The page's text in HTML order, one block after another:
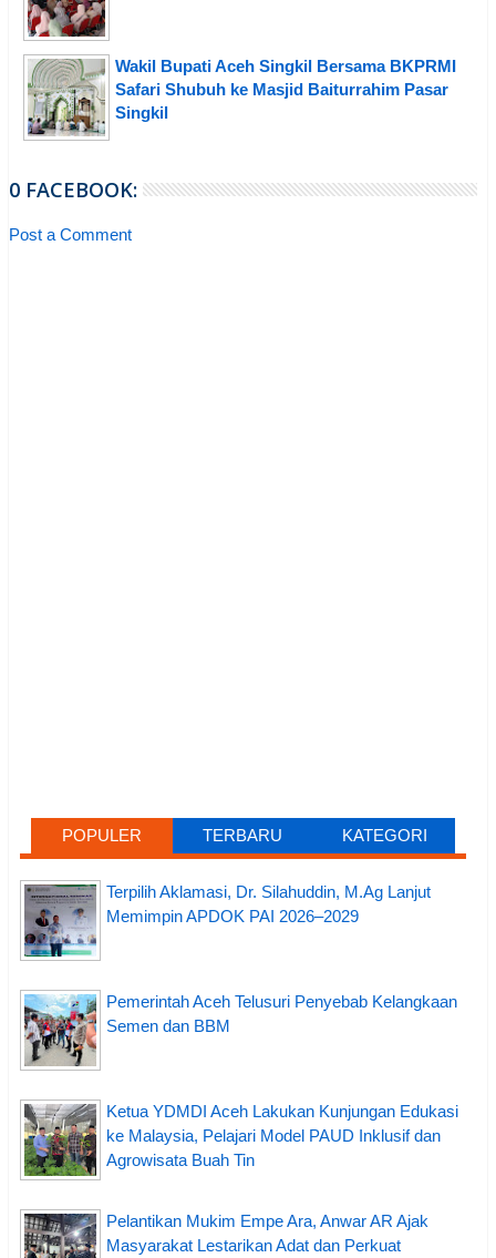
Wakil Bupati Aceh Singkil Bersama BKPRMI
Safari Shubuh ke Masjid Baiturrahim Pasar
Singkil
0 FACEBOOK:
Post a Comment
POPULER TERBARU KATEGORI
Terpilih Aklamasi, Dr. Silahuddin, M.Ag Lanjut
Memimpin APDOK PAI 2026–2029
Pemerintah Aceh Telusuri Penyebab Kelangkaan
Semen dan BBM
Ketua YDMDI Aceh Lakukan Kunjungan Edukasi
ke Malaysia, Pelajari Model PAUD Inklusif dan
Agrowisata Buah Tin
Pelantikan Mukim Empe Ara, Anwar AR Ajak
Masyarakat Lestarikan Adat dan Perkuat